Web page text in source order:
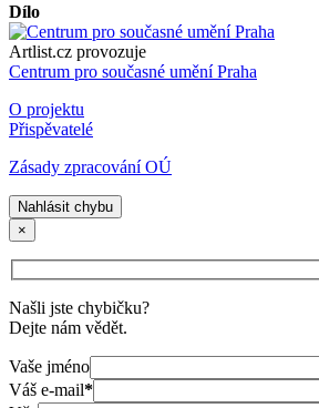
Dílo
Artlist.cz provozuje
Centrum pro současné umění Praha
O projektu
Přispěvatelé
Zásady zpracování OÚ
Nahlásit chybu
×
Našli jste chybičku?
Dejte nám vědět.
Vaše jméno
Váš e-mail*